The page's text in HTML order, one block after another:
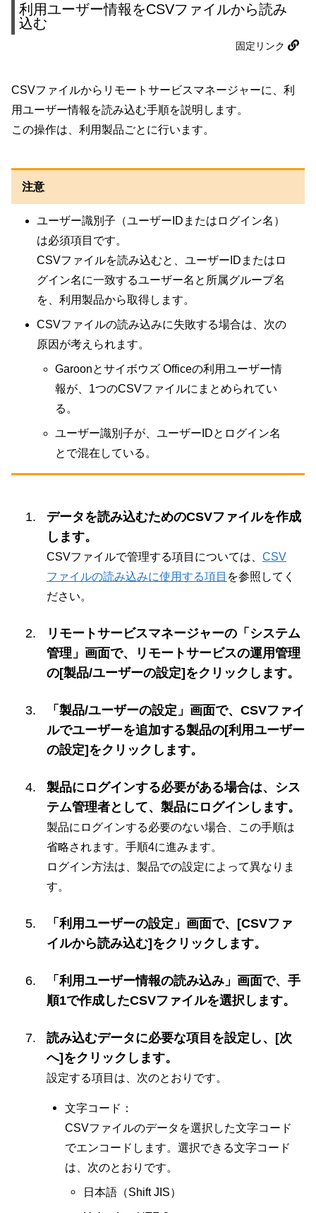
利用ユーザー情報をCSVファイルから読み
込む
固定リンク
CSVファイルからリモートサービスマネージャーに、利
用ユーザー情報を読み込む手順を説明します。
この操作は、利用製品ごとに行います。
注意
ユーザー識別子（ユーザーIDまたはログイン名）
は必須項目です。
CSVファイルを読み込むと、ユーザーIDまたはロ
グイン名に一致するユーザー名と所属グループ名
を、利用製品から取得します。
CSVファイルの読み込みに失敗する場合は、次の
原因が考えられます。
Garoonとサイボウズ Officeの利用ユーザー情
報が、1つのCSVファイルにまとめられてい
る。
ユーザー識別子が、ユーザーIDとログイン名
とで混在している。
データを読み込むためのCSVファイルを作成
します。
CSVファイルで管理する項目については、 CSV
ファイルの読み込みに使用する項目 を参照してく
ださい。
リモートサービスマネージャーの「システム
管理」画面で、リモートサービスの運用管理
の[製品/ユーザーの設定]をクリックします。
「製品/ユーザーの設定」画面で、CSVファイ
ルでユーザーを追加する製品の[利用ユーザー
の設定]をクリックします。
製品にログインする必要がある場合は、シス
テム管理者として、製品にログインします。
製品にログインする必要のない場合、この手順は
省略されます。手順4に進みます。
ログイン方法は、製品での設定によって異なりま
す。
「利用ユーザーの設定」画面で、[CSVファ
イルから読み込む]をクリックします。
「利用ユーザー情報の読み込み」画面で、手
順1で作成したCSVファイルを選択します。
読み込むデータに必要な項目を設定し、[次
へ]をクリックします。
設定する項目は、次のとおりです。
文字コード：
CSVファイルのデータを選択した文字コード
でエンコードします。選択できる文字コード
は、次のとおりです。
日本語（Shift JIS）